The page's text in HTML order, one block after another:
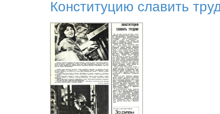
Конституцию славить